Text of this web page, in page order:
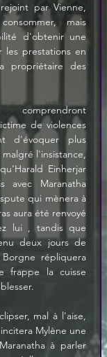
par Vienne,
mais
d'obtenir une
les prestations en
propriétaire des
de violences
d'évoquer plus
l'insistance,
Einherjar
avec Maranatha
qui mènera à
aura été renvoyé
lui , tandis que
deux jours de
répliquera
frappe la cuisse
mal à l'aise,
Mylène une
à parler